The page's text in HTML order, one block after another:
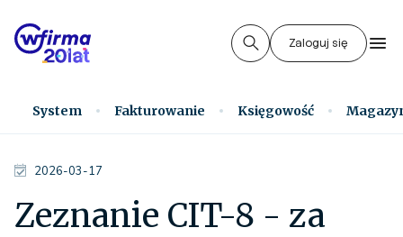
Zaloguj się
System Fakturowanie Księgowość
2026-03-17
Zeznanie CIT-8 - za